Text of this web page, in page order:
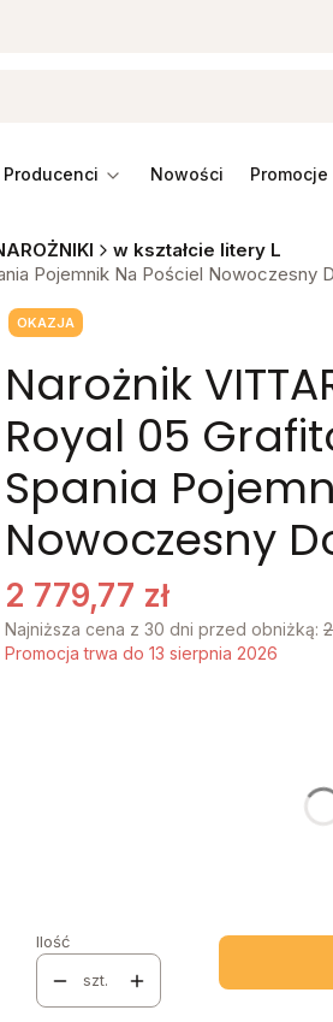
producenci promocje
w kształcie litery L
Pojemnik Na Pościel Nowoczesny
Tagi produktu
OKAZJA
Narożnik
Royal 05
Spania
Nowoczesny
2 779,77 zł
Najniższa cena z 30 dni przed obniżką:
Promocja trwa do 13 sierpnia 2026
Ilość
szt.